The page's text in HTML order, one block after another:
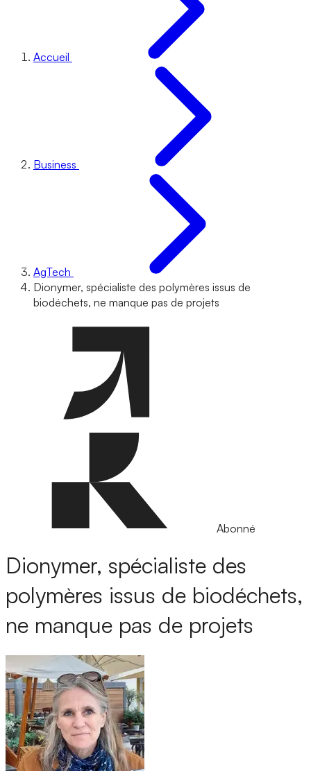
Accueil
Business
AgTech
Dionymer, spécialiste des polymères issus de
biodéchets, ne manque pas de projets
Abonné
Dionymer, spécialiste des
polymères issus de biodéchets,
ne manque pas de projets